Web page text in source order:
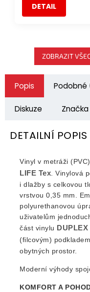
DETAIL
ZOBRAZIT
Popis Podobné
Diskuze Značka
DETAILNÍ
Vinyl v metráži (PVC)
LIFE Tex. Vinylová
i dlažby s celkovou
vrstvou 0,35 mm.
polyurethanovou
uživatelům
část vinylu DUPLEX
(filcovým)
obytných prostor.
Moderní výhody
KOMFORT A